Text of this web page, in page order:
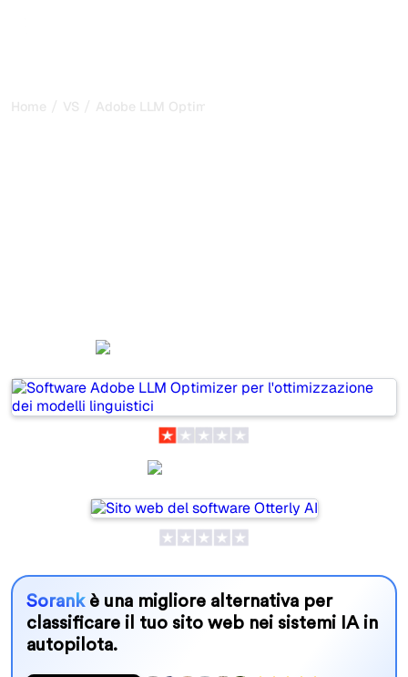
Home / VS / Adobe LLM Optimizer vs Otterly AI
Sorank è una migliore alternativa per
classificare il tuo sito web nei sistemi IA in
autopilota.